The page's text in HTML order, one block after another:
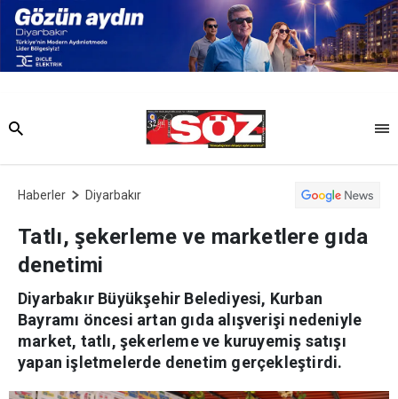
Haberler Diyarbakır
Tatlı, şekerleme ve marketlere gıda
denetimi
Diyarbakır Büyükşehir Belediyesi, Kurban
Bayramı öncesi artan gıda alışverişi nedeniyle
market, tatlı, şekerleme ve kuruyemiş satışı
yapan işletmelerde denetim gerçekleştirdi.